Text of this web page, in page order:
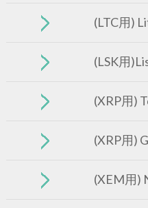
(LTC用)
(LSK用
(XRP用)
(XRP用)
(XEM用)